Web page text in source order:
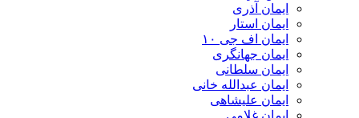
ایمان آذری
ایمان استار
ایمان اف جی ۱۰
ایمان جهانگری
ایمان سلطانی
ایمان عبدالله خانی
ایمان علیشاهی